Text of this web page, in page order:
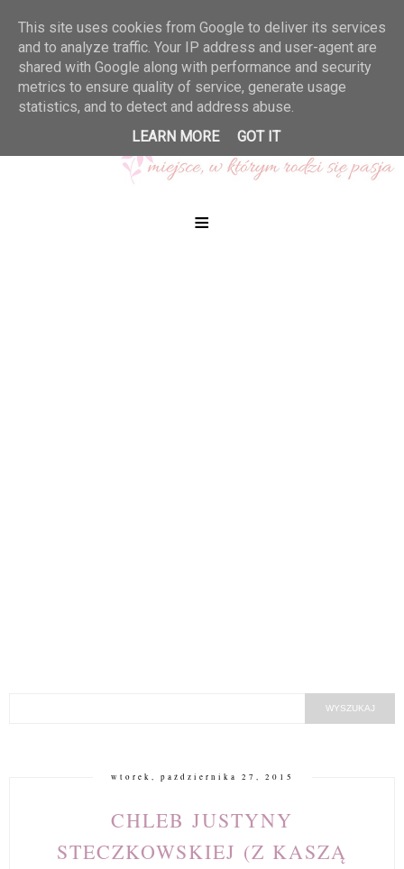
≡
wtorek, października 27, 2015
CHLEB JUSTYNY
STECZKOWSKIEJ (Z KASZĄ
This site uses cookies from Google to deliver its services
and to analyze traffic. Your IP address and user-agent are
shared with Google along with performance and security
metrics to ensure quality of service, generate usage
statistics, and to detect and address abuse.
LEARN MORE
GOT IT